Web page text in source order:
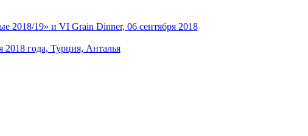
2018/19» и VI Grain Dinner, 06 сентября 2018
2018 года, Турция, Анталья